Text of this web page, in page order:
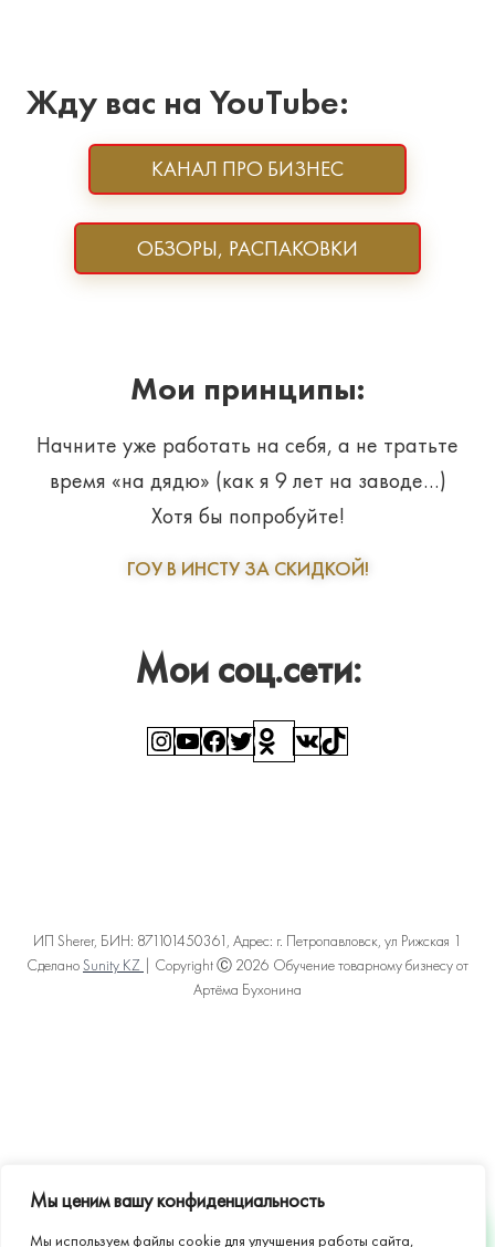
Мы ценим вашу конфиденциальность
Мы используем файлы cookie для улучшения работы сайта,
Жду вас на YouTube:
КАНАЛ ПРО БИЗНЕС
ОБЗОРЫ, РАСПАКОВКИ
Мои принципы:
Начните уже работать на себя, а не тратьте
время «на дядю» (как я 9 лет на заводе…)
Хотя бы попробуйте!
ГОУ В ИНСТУ ЗА СКИДКОЙ!
Мои соц.сети:
Instagram
YouTube
Facebook
TwitterСсылкаВКонтакте
TikTok
ИП Sherer, БИН: 871101450361, Адрес: г. Петропавловск, ул Рижская 1
Сделано Sunity KZ
| Copyright Ⓒ 2026 Обучение товарному бизнесу от
Артёма Бухонина